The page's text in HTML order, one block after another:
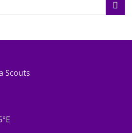
Scouts